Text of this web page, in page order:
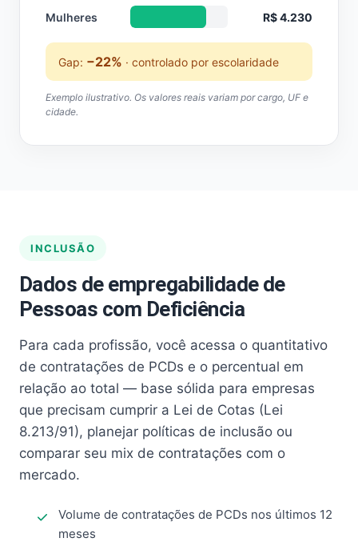
Mulheres R$ 4.230
Gap: −22% · controlado por escolaridade
Exemplo ilustrativo. Os valores reais variam por cargo, UF e
cidade.
INCLUSÃO
Dados de empregabilidade de
Pessoas com Deficiência
Para cada profissão, você acessa o quantitativo
de contratações de PCDs e o percentual em
relação ao total — base sólida para empresas
que precisam cumprir a Lei de Cotas (Lei
8.213/91), planejar políticas de inclusão ou
comparar seu mix de contratações com o
mercado.
Volume de contratações de PCDs nos últimos 12
meses